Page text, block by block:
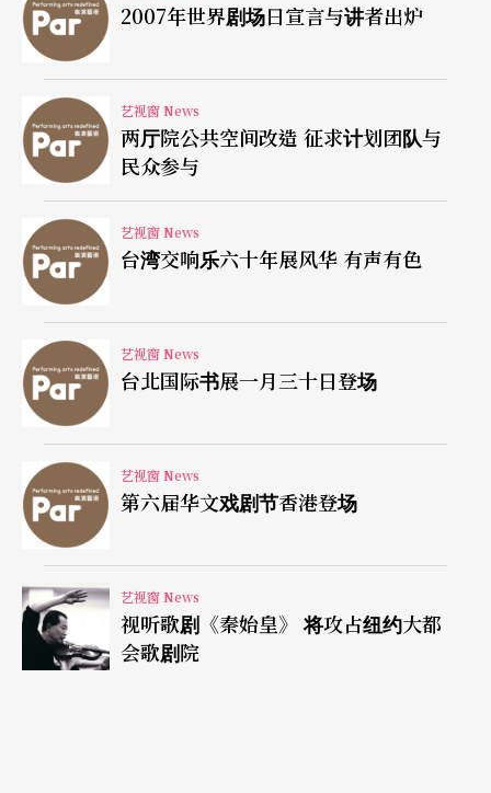
2007年世界剧场日宣言与讲者出炉
艺视窗 News
两厅院公共空间改造 征求计划团队与
民众参与
艺视窗 News
台湾交响乐六十年展风华 有声有色
艺视窗 News
台北国际书展一月三十日登场
艺视窗 News
第六届华文戏剧节香港登场
艺视窗 News
视听歌剧《秦始皇》 将攻占纽约大都
会歌剧院